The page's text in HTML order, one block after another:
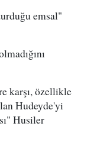
emsal"
karşı, özellikle
Hudeyde'yi
Husiler